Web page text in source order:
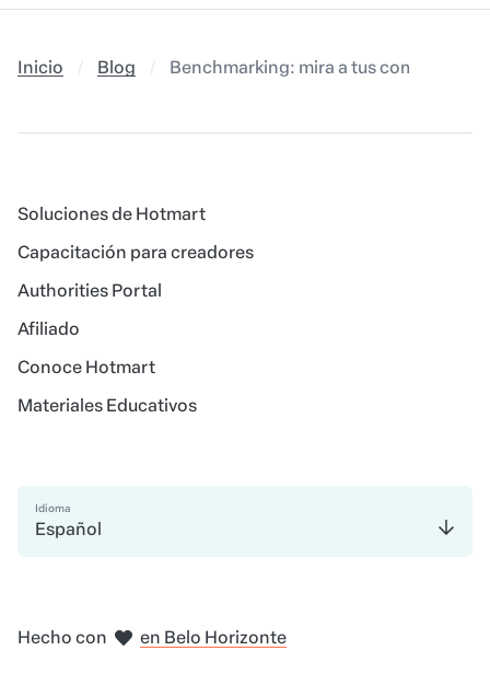
Inicio Blog Benchmarking: mira a tus
Soluciones de Hotmart
Capacitación para creadores
Authorities Portal
Afiliado
Conoce Hotmart
Materiales Educativos
Idioma
Español
Hecho con en Belo Horizonte